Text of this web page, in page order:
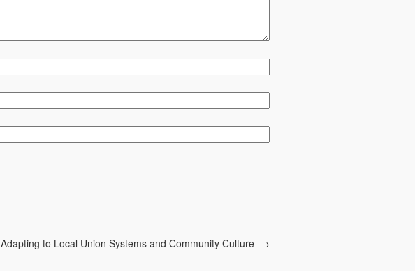
Adapting to Local Union Systems and Community Culture →